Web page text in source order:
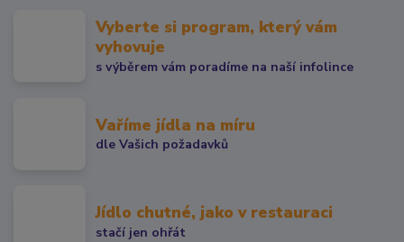
Vyberte si program, který vám
vyhovuje
s výběrem vám poradíme na naší infolince
Vaříme jídla na míru
dle Vašich požadavků
Jídlo chutné, jako v restauraci
stačí jen ohřát